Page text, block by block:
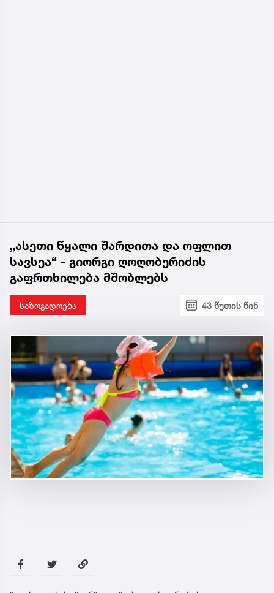
„ასეთი წყალი შარდითა და ოფლით
სავსეა“ - გიორგი ღოღობერიძის
გაფრთხილება მშობლებს
საზოგადოება 43 წუთის წინ